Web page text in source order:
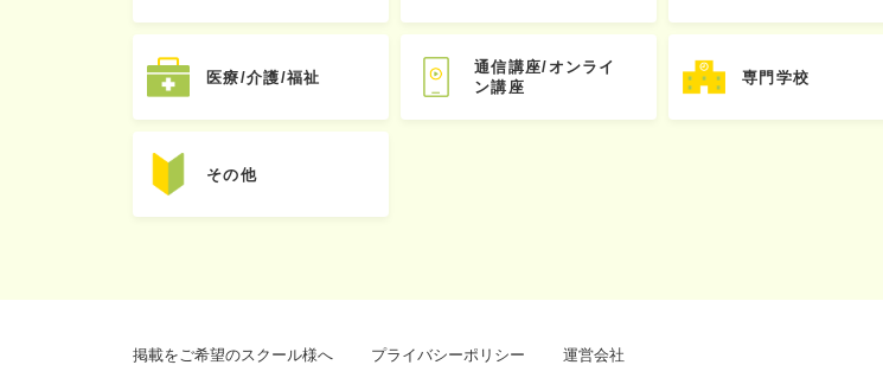
医療/介護/福祉
通信講座/オンライ
ン講座
専門学校
その他
掲載をご希望のスクール様へ プライバシーポリシー 運営会社